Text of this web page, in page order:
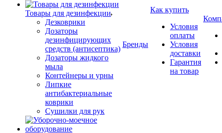
Товары для дезинфекции
Дезковрики
Дозаторы
дезинфицирующих
средств (антисептика)
Дозаторы жидкого
мыла
Контейнеры и урны
Липкие
антибактериальные
коврики
Сушилки для рук
Бренды
Как купить
Условия
оплаты
Условия
доставки
Гарантия
на товар